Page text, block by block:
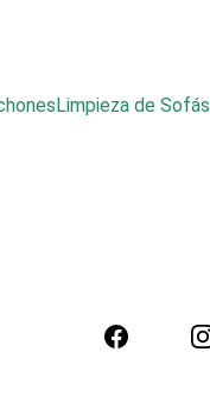
Limpieza de Sofás